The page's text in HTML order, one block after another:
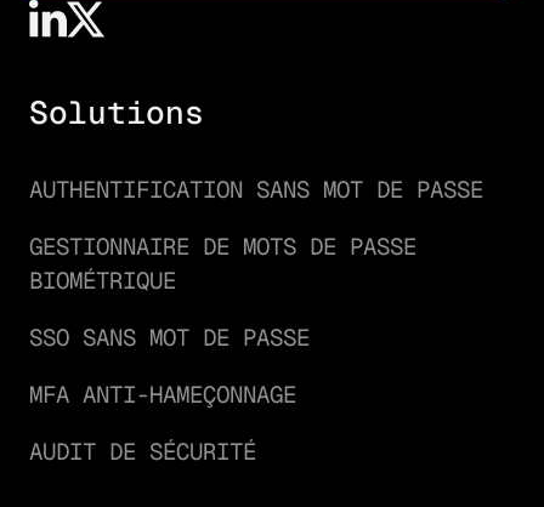
Solutions
AUTHENTIFICATION SANS MOT DE PASSE
GESTIONNAIRE DE MOTS DE PASSE
BIOMÉTRIQUE
SSO SANS MOT DE PASSE
MFA ANTI-HAMEÇONNAGE
AUDIT DE SÉCURITÉ